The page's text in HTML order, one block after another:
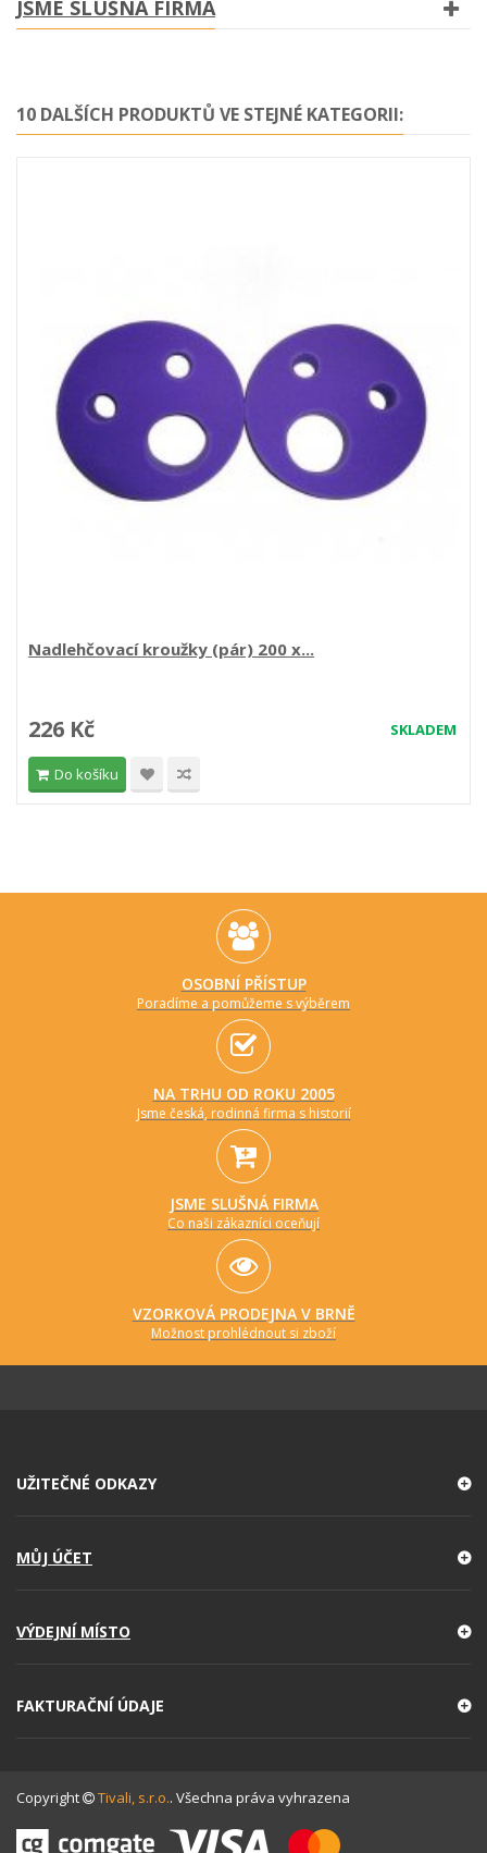
JSME SLUŠNÁ FIRMA
10 DALŠÍCH PRODUKTŮ VE STEJNÉ KATEGORII:
Nadlehčovací kroužky (pár) 200 x...
SKLADEM
226 Kč
Do košíku
OSOBNÍ PŘÍSTUP
Poradíme a pomůžeme s výběrem
NA TRHU OD ROKU 2005
Jsme česká, rodinná firma s historií
JSME SLUŠNÁ FIRMA
Co naši zákazníci oceňují
VZORKOVÁ PRODEJNA V BRNĚ
Možnost prohlédnout si zboží
UŽITEČNÉ ODKAZY
MŮJ ÚČET
VÝDEJNÍ MÍSTO
FAKTURAČNÍ ÚDAJE
Copyright Tivali, s.r.o.. Všechna práva vyhrazena